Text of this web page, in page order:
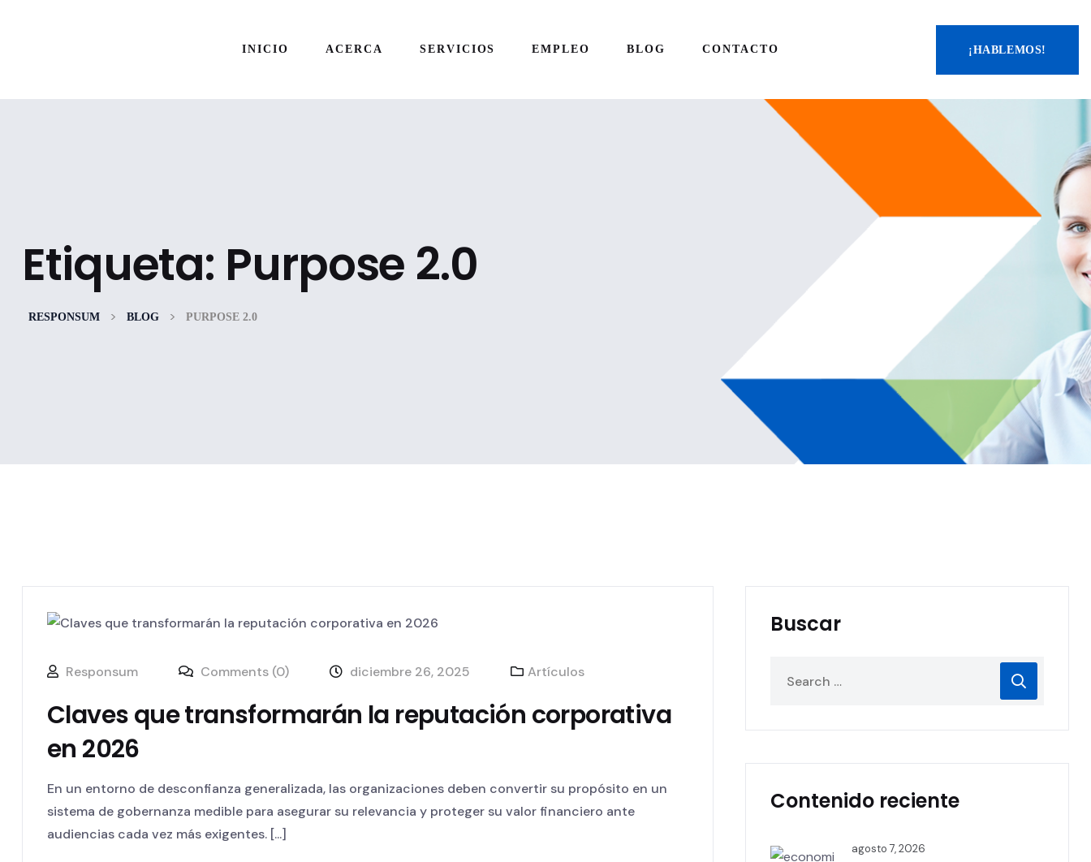
INICIO ACERCA SERVICIOS EMPLEO BLOG CONTACTO ¡HABLEMOS!
Etiqueta: Purpose 2.0
RESPONSUM > BLOG > PURPOSE 2.0
Responsum Comments (0) diciembre 26, 2025 Artículos
Claves que transformarán la reputación corporativa
en 2026
En un entorno de desconfianza generalizada, las organizaciones deben convertir su propósito en un
sistema de gobernanza medible para asegurar su relevancia y proteger su valor financiero ante
audiencias cada vez más exigentes. [...]
Buscar
Contenido reciente
agosto 7, 2026